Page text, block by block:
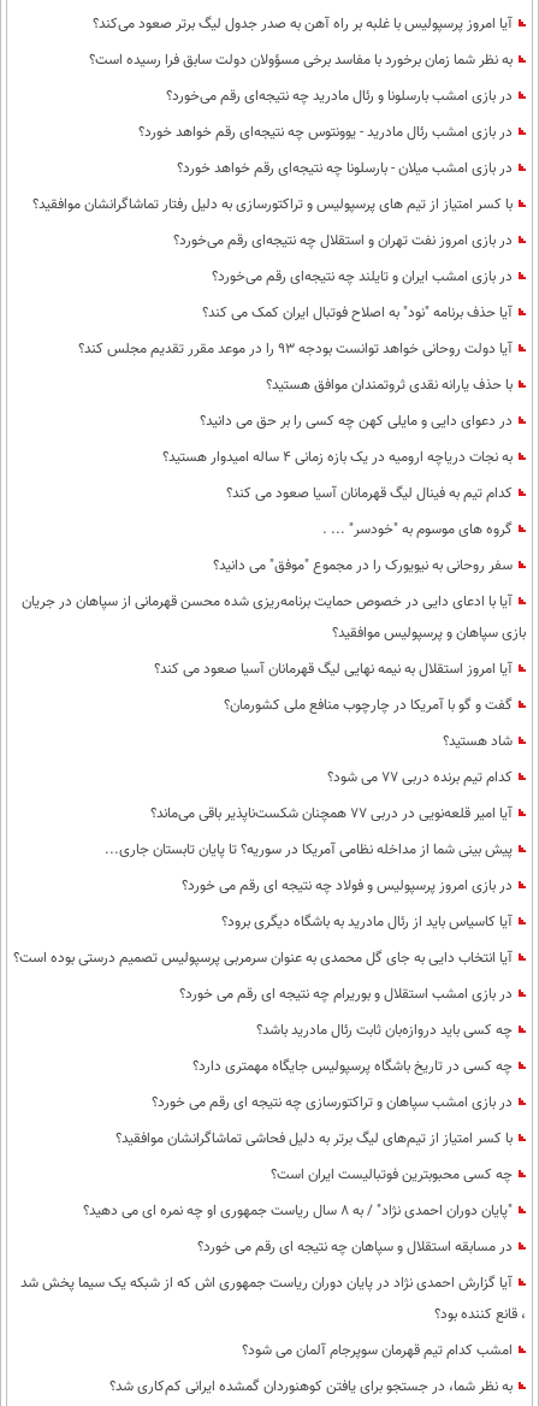
آیا امروز پرسپولیس با غلبه بر راه آهن به صدر جدول لیگ برتر صعود می‌کند؟
به نظر شما زمان برخورد با مفاسد برخی مسؤولان دولت سابق فرا رسیده است؟
در بازی امشب بارسلونا و رئال مادرید چه نتیجه‌ای رقم می‌خورد؟
در بازی امشب رئال مادرید - یوونتوس چه نتیجه‌ای رقم خواهد خورد؟
در بازی امشب میلان - بارسلونا چه نتیجه‌ای رقم خواهد خورد؟
با کسر امتیاز از تیم های پرسپولیس و تراکتورسازی به دلیل رفتار تماشاگرانشان موافقید؟
در بازی امروز نفت تهران و استقلال چه نتیجه‌ای رقم می‌خورد؟
در بازی امشب ایران و تایلند چه نتیجه‌ای رقم می‌خورد؟
آیا حذف برنامه "نود" به اصلاح فوتبال ایران کمک می کند؟
آیا دولت روحانی خواهد توانست بودجه 93 را در موعد مقرر تقدیم مجلس کند؟
با حذف یارانه نقدی ثروتمندان موافق هستید؟
در دعوای دایی و مایلی کهن چه کسی را بر حق می دانید؟
به نجات دریاچه ارومیه در یک بازه زمانی 4 ساله امیدوار هستید؟
کدام تیم به فینال لیگ قهرمانان آسیا صعود می کند؟
گروه های موسوم به "خودسر" ... .
سفر روحانی به نیویورک را در مجموع "موفق" می دانید؟
آیا با ادعای دایی در خصوص حمایت برنامه‌ریزی شده محسن قهرمانی از سپاهان در جریان
بازی سپاهان و پرسپولیس موافقید؟
آیا امروز استقلال به نیمه نهایی لیگ قهرمانان آسیا صعود می کند؟
گفت و گو با آمریکا در چارچوب منافع ملی کشورمان؟
شاد هستید؟
کدام تیم برنده دربی 77 می شود؟
آیا امیر قلعه‌نویی در دربی 77 همچنان شکست‌ناپذیر باقی می‌ماند؟
پیش بینی شما از مداخله نظامی آمریکا در سوریه؟ تا پایان تابستان جاری...
در بازی امروز پرسپولیس و فولاد چه نتیجه ای رقم می خورد؟
آیا کاسیاس باید از رئال مادرید به باشگاه دیگری برود؟
آیا انتخاب دایی به جای گل محمدی به عنوان سرمربی پرسپولیس تصمیم درستی بوده است؟
در بازی امشب استقلال و بوریرام چه نتیجه ای رقم می خورد؟
چه کسی باید دروازه‌بان ثابت رئال مادرید باشد؟
چه کسی در تاریخ باشگاه پرسپولیس جایگاه مهمتری دارد؟
در بازی امشب سپاهان و تراکتورسازی چه نتیجه ای رقم می خورد؟
با کسر امتیاز از تیم‌های لیگ برتر به دلیل فحاشی تماشاگرانشان موافقید؟
چه کسی محبوبترین فوتبالیست ایران است؟
"پایان دوران احمدی نژاد" / به 8 سال ریاست جمهوری او چه نمره ای می دهید؟
در مسابقه استقلال و سپاهان چه نتیجه ای رقم می خورد؟
آیا گزارش احمدی نژاد در پایان دوران ریاست جمهوری اش که از شبکه یک سیما پخش شد
، قانع کننده بود؟
امشب کدام تیم قهرمان سوپرجام آلمان می شود؟
به نظر شما، در جستجو برای یافتن کوهنوردان گمشده ایرانی کم‌کاری شد؟